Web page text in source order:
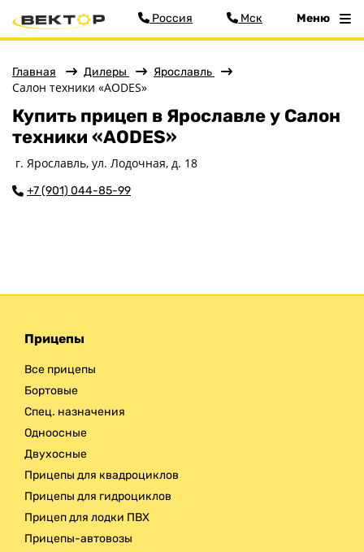
Главная
Запчасти
Россия Мск Меню
Главная Дилеры Ярославль
Салон техники «AODES»
Купить прицеп в Ярославле у Салон
техники «AODES»
г. Ярославль, ул. Лодочная, д. 18
+7 (901) 044-85-99
Прицепы
Все прицепы
Бортовые
Спец. назначения
Одноосные
Двухосные
Прицепы для квадроциклов
Прицепы для гидроциклов
Прицеп для лодки ПВХ
Прицепы-автовозы